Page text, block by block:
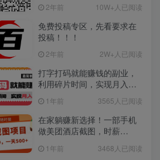
2年前 10W+人已阅读
免费投稿专区，先看要求在
投稿！！！
2年前 2W+人已阅读
打字打码就能赚钱的副业，
利用碎片时间，实现月入过
1年前 3565人已阅读
在家躺赚新选择！一部手机
做美团酒店截图，时薪
1年前 3468人已阅读